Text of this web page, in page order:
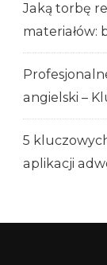
Jaką torbę
materiałów:
angielski –
5
aplikacji